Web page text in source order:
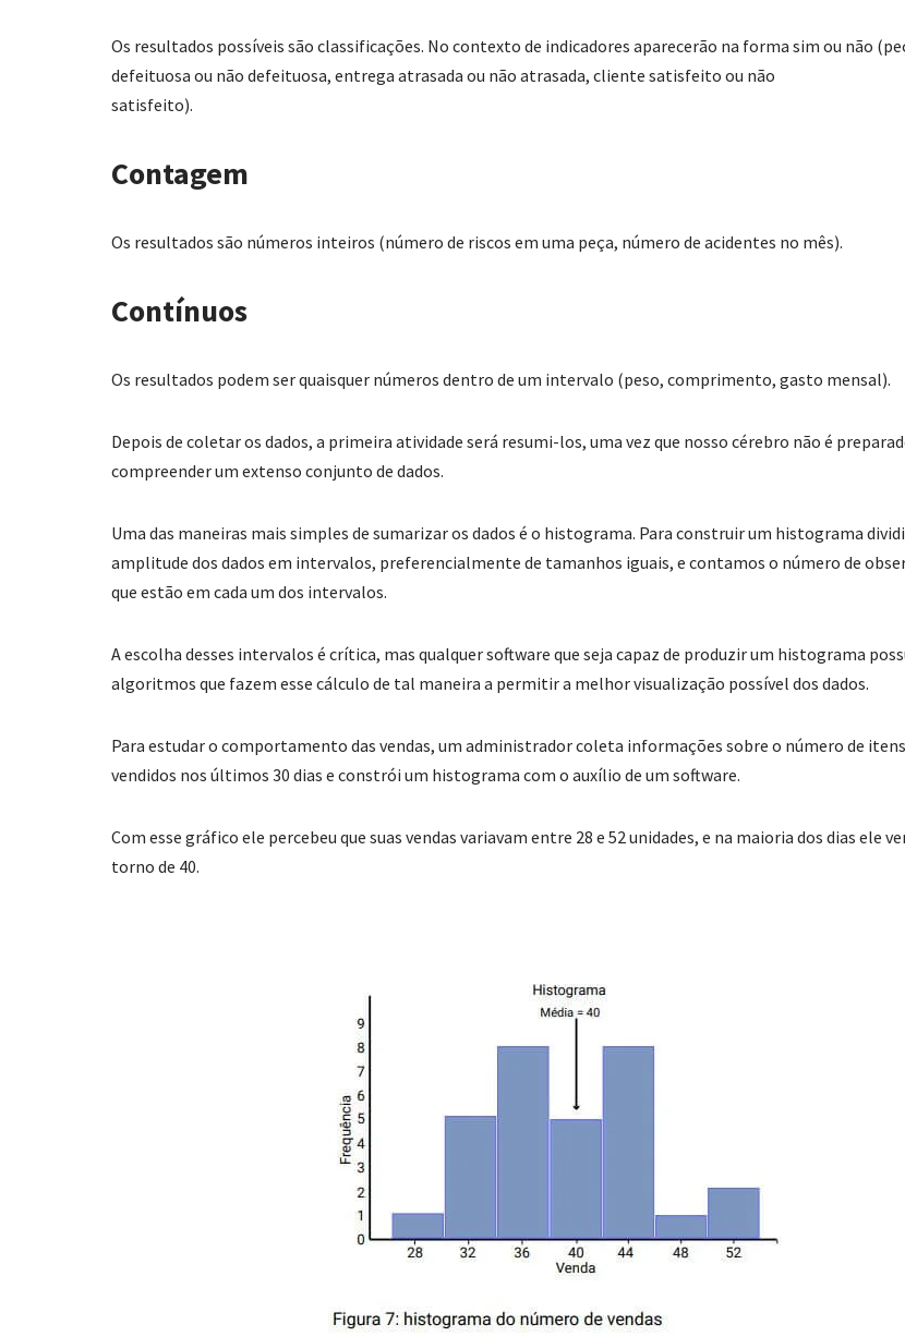
Os resultados possíveis são classificações. No contexto de indicadores aparecerão na forma sim ou não
defeituosa ou não defeituosa, entrega atrasada ou não atrasada, cliente satisfeito ou não
satisfeito).
Contagem
Os resultados são números inteiros (número de riscos em uma peça, número de acidentes no mês).
Contínuos
Os resultados podem ser quaisquer números dentro de um intervalo (peso, comprimento, gasto mensal).
Depois de coletar os dados, a primeira atividade será resumi-los, uma vez que nosso cérebro não é
compreender um extenso conjunto de dados.
Uma das maneiras mais simples de sumarizar os dados é o histograma. Para construir um histograma
amplitude dos dados em intervalos, preferencialmente de tamanhos iguais, e contamos o número de
que estão em cada um dos intervalos.
A escolha desses intervalos é crítica, mas qualquer software que seja capaz de produzir um histograma
algoritmos que fazem esse cálculo de tal maneira a permitir a melhor visualização possível dos dados.
Para estudar o comportamento das vendas, um administrador coleta informações sobre o número de itens
vendidos nos últimos 30 dias e constrói um histograma com o auxílio de um software.
Com esse gráfico ele percebeu que suas vendas variavam entre 28 e 52 unidades, e na maioria dos dias ele
torno de 40.